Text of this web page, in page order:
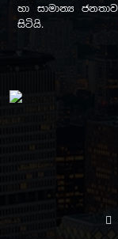
හා සාමාන්‍ය
සිටියි.